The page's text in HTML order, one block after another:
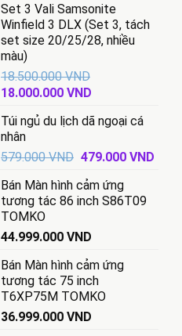
Set 3 Vali Samsonite
Winfield 3 DLX (Set 3, tách
set size 20/25/28, nhiều
màu)
18.500.000VND
Giá
là:
18.500.000 VND.
18.000.000 VND
tại
18.000.000 VND.
Túi ngủ du lịch dã ngoại cá
nhân
579.000VND Giá
là:
579.000 VND.
479.000 VNDGiá
Bán Màn hình cảm ứng
tương tác 86 inch S86T09
TOMKO
44.999.000 VND
Bán Màn hình cảm ứng
tương tác 75 inch
T6XP75M TOMKO
36.999.000 VND